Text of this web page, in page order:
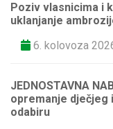
Poziv vlasnicima i
uklanjanje
6. kolovoza
JEDNOSTAVNA
opremanje dječjeg
odabiru